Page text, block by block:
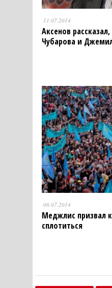
11.07.2014
Аксенов
Чубарова и
08.07.2014
Меджлис призвал
сплотиться